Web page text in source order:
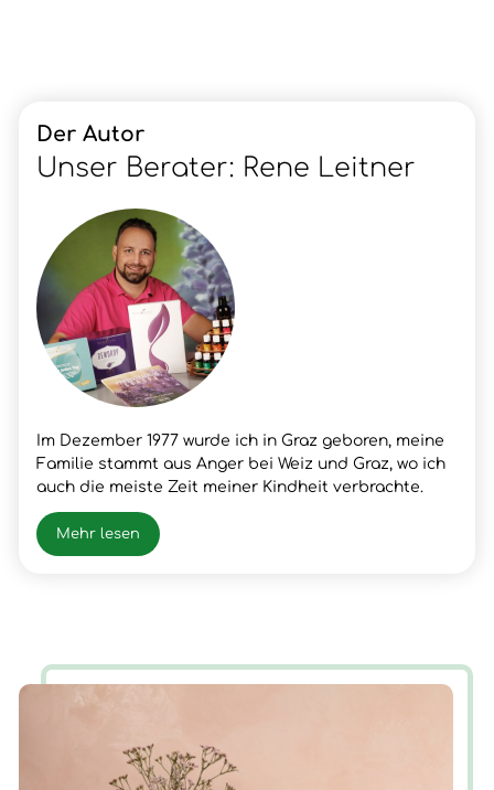
Der Autor
Unser Berater: Rene Leitner
Im Dezember 1977 wurde ich in Graz geboren, meine
Familie stammt aus Anger bei Weiz und Graz, wo ich
auch die meiste Zeit meiner Kindheit verbrachte.
Nach meinem Schulabschluss lernte ich den Beruf
meines Vaters, Fleischer, wo ich dann auch die
Gesellen- und Meister Prüfung positiv absolvierte.
brachte. Nun ist die Zeit gekommen, wieder AUF ZU
Mehr lesen